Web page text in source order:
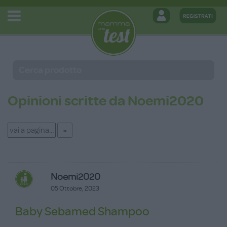
Opinioni scritte da Noemi2020
Noemi2020
05 Ottobre, 2023
Baby Sebamed Shampoo